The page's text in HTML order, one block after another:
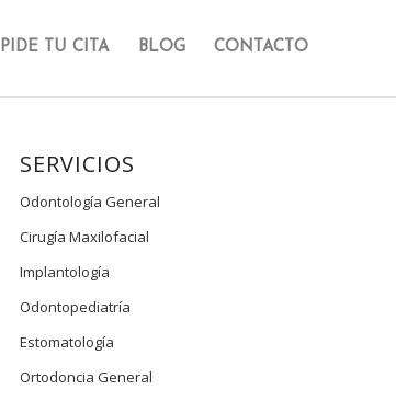
PIDE TU CITA BLOG CONTACTO
SERVICIOS
Odontología General
Cirugía Maxilofacial
Implantología
Odontopediatría
Estomatología
Ortodoncia General